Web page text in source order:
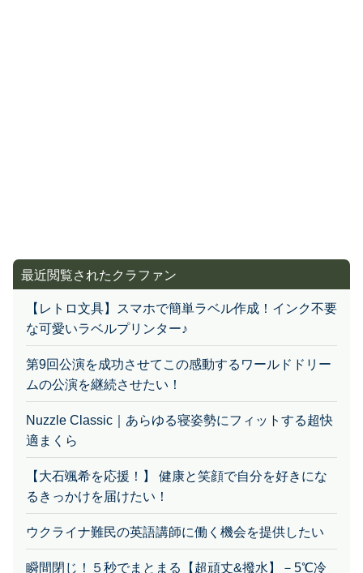
最近閲覧されたクラファン
【レトロ文具】スマホで簡単ラベル作成！インク不要
な可愛いラベルプリンター♪
第9回公演を成功させてこの感動するワールドドリー
ムの公演を継続させたい！
Nuzzle Classic｜あらゆる寝姿勢にフィットする超快
適まくら
【大石颯希を応援！】 健康と笑顔で自分を好きにな
るきっかけを届けたい！
ウクライナ難民の英語講師に働く機会を提供したい
瞬間閉じ！５秒でまとまる【超頑丈&撥水】－5℃冷